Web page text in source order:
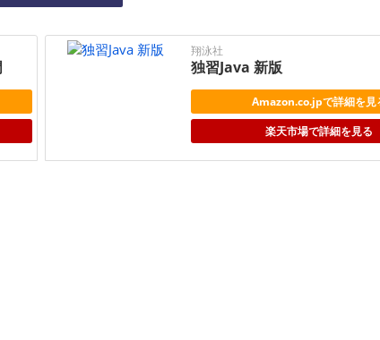
翔泳社
独習Java 新版
Amazon.co.jpで詳細を見
楽天市場で詳細を見る